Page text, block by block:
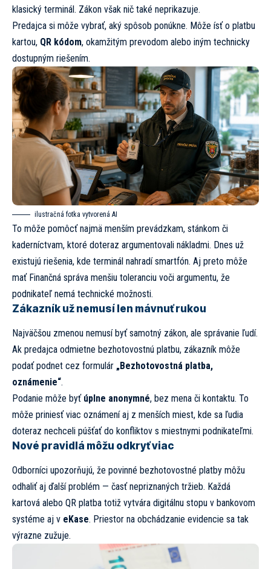
klasický terminál. Zákon však nič také neprikazuje.
Predajca si môže vybrať, aký spôsob ponúkne. Môže ísť o platbu
kartou, QR kódom, okamžitým prevodom alebo iným technicky
dostupným riešením.
ilustračná fotka vytvorená AI
To môže pomôcť najmä menším prevádzkam, stánkom či
kaderníctvam, ktoré doteraz argumentovali nákladmi. Dnes už
existujú riešenia, kde terminál nahradí smartfón. Aj preto môže
mať Finančná správa menšiu toleranciu voči argumentu, že
podnikateľ nemá technické možnosti.
Zákazník už nemusí len mávnuť rukou
Najväčšou zmenou nemusí byť samotný zákon, ale správanie ľudí.
Ak predajca odmietne bezhotovostnú platbu, zákazník môže
podať podnet cez formulár „Bezhotovostná platba,
oznámenie“.
Podanie môže byť úplne anonymné, bez mena či kontaktu. To
môže priniesť viac oznámení aj z menších miest, kde sa ľudia
doteraz nechceli púšťať do konfliktov s miestnymi podnikateľmi.
Nové pravidlá môžu odkryť viac
Odborníci upozorňujú, že povinné bezhotovostné platby môžu
odhaliť aj ďalší problém — časť nepriznaných tržieb. Každá
kartová alebo QR platba totiž vytvára digitálnu stopu v bankovom
systéme aj v eKase. Priestor na obchádzanie evidencie sa tak
výrazne zužuje.